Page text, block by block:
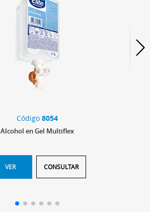
Código 8054
Alcohol en Gel Multiflex
VER CONSULTAR